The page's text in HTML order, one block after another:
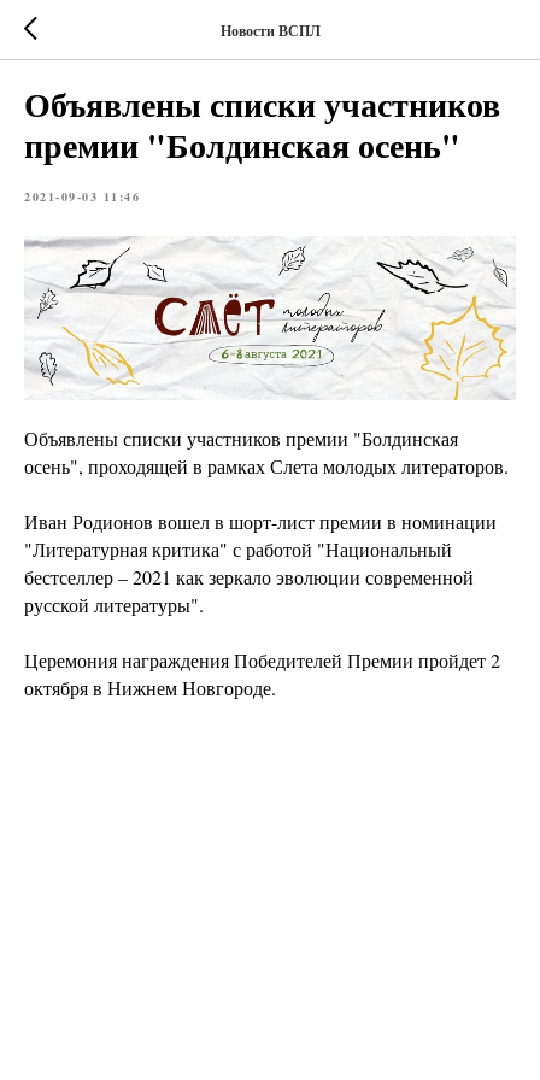
Новости ВСПЛ
Объявлены списки участников
премии "Болдинская осень"
2021-09-03 11:46
Объявлены списки участников премии "Болдинская
осень", проходящей в рамках Слета молодых литераторов.
Иван Родионов вошел в шорт-лист премии в номинации
"Литературная критика" с работой "Национальный
бестселлер – 2021 как зеркало эволюции современной
русской литературы".
Церемония награждения Победителей Премии пройдет 2
октября в Нижнем Новгороде.